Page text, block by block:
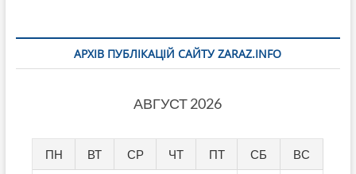
АРХІВ ПУБЛІКАЦІЙ САЙТУ ZARAZ.INFO
АВГУСТ 2026
ПН ВТ СР ЧТ ПТ СБ ВС